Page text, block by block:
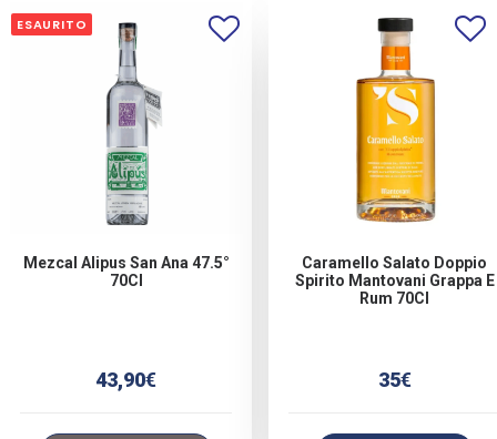
ESAURITO
Mezcal Alipus San Ana 47.5°
70Cl
43,90€
Caramello Salato Doppio
Spirito Mantovani Grappa E
Rum 70Cl
35€